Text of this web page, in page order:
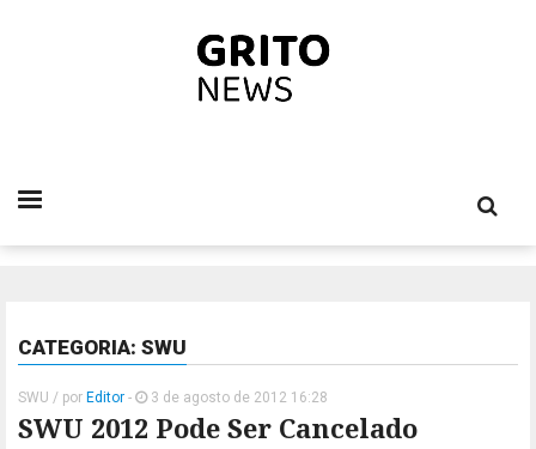
CATEGORIA: SWU
SWU / por Editor - 3 de agosto de 2012 16:28
SWU 2012 Pode Ser Cancelado